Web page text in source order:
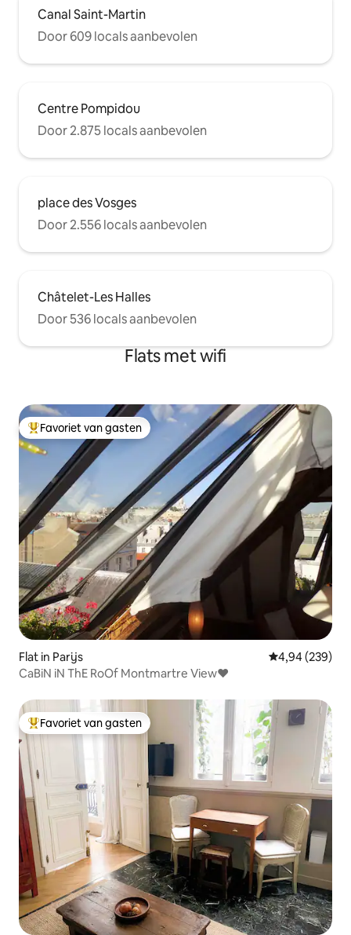
Canal Saint-Martin
Door 609 locals aanbevolen
Centre Pompidou
Door 2.875 locals aanbevolen
place des Vosges
Door 2.556 locals aanbevolen
Châtelet-Les Halles
Door 536 locals aanbevolen
Flats met wifi
Topfavoriet van gasten
Favoriet van gasten
Flat in Parijs Gemiddelde
4,94 (239)
CaBiN iN ThE RoOf Montmartre View♥
Topfavoriet van gasten
Favoriet van gasten